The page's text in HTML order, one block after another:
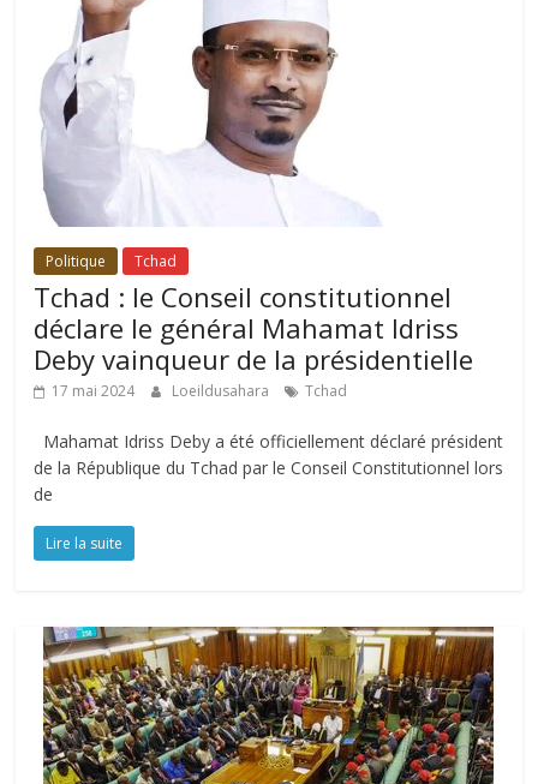
Politique Tchad
Tchad : le Conseil constitutionnel
déclare le général Mahamat Idriss
Deby vainqueur de la présidentielle
17 mai 2024 Loeildusahara Tchad
Mahamat Idriss Deby a été officiellement déclaré président
de la République du Tchad par le Conseil Constitutionnel lors
de
Lire la suite